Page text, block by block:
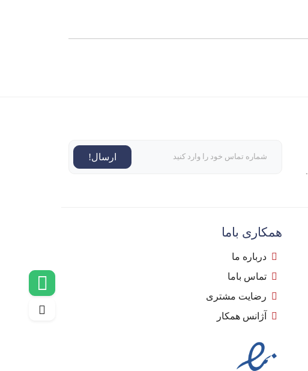
ارسال!
همکاری باما
درباره ما
تماس باما
رضایت مشتری
آژانس همکار